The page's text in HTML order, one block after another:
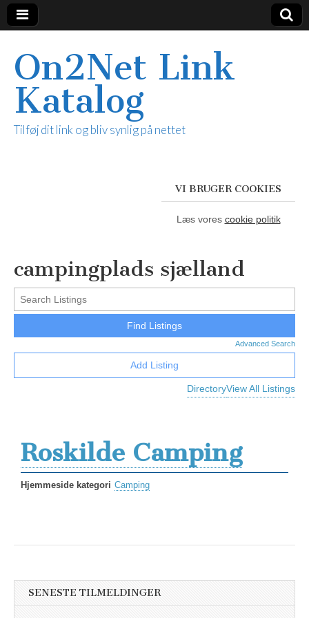
On2Net Link
Katalog
Tilføj dit link og bliv synlig på nettet
VI BRUGER COOKIES
Læs vores cookie politik
campingplads sjælland
Advanced Search
DirectoryView All Listings
Add Listing
Roskilde Camping
Hjemmeside kategori Camping
SENESTE TILMELDINGER